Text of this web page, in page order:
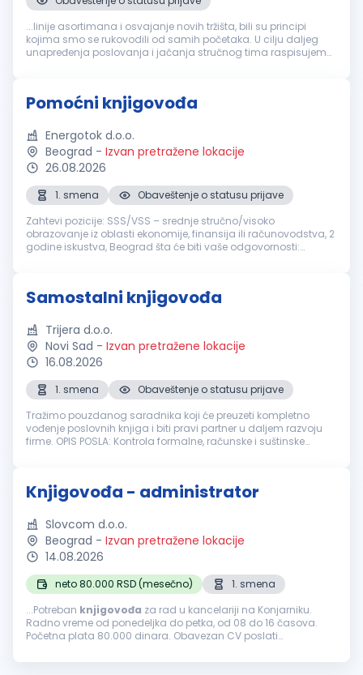
...linije asortimana i osvajanje novih tržišta, bili su principi
kojima smo se rukovodili od samih početaka. U cilju daljeg
unapređenja poslovanja i jačanja stručnog tima raspisujemo
Pomoćni knjigovođa
Energotok d.o.o.
Beograd - Izvan pretražene lokacije
26.08.2026
1. smena
Obaveštenje o statusu prijave
Zahtevi pozicije: SSS/VSS – srednje stručno/visoko
obrazovanje iz oblasti ekonomije, finansija ili računovodstva, 2
godine iskustva, Beograd šta će biti vaše odgovornosti:
Samostalni knjigovođa
Trijera d.o.o.
Novi Sad - Izvan pretražene lokacije
16.08.2026
1. smena
Obaveštenje o statusu prijave
Tražimo pouzdanog saradnika koji će preuzeti kompletno
vođenje poslovnih knjiga i biti pravi partner u daljem razvoju
firme. OPIS POSLA: Kontrola formalne, računske i suštinske
Knjigovođa - administrator
Slovcom d.o.o.
Beograd - Izvan pretražene lokacije
14.08.2026
neto 80.000 RSD (mesečno)
1. smena
...Potreban knjigovođa za rad u kancelariji na Konjarniku.
Radno vreme od ponedeljka do petka, od 08 do 16 časova.
Početna plata 80.000 dinara. Obavezan CV poslati